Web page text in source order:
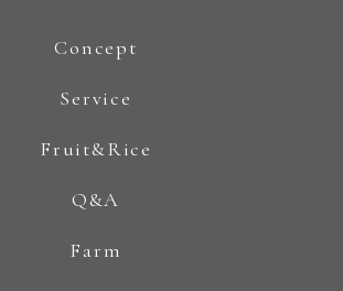
Concept
Service
Fruit&Rice
Q&A
Farm